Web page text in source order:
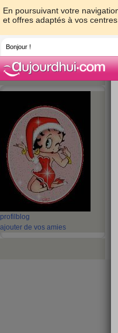
En poursuivant votre
et offres adaptés à vos centres
Bonjour !
profil blog
ajouter de vos amies